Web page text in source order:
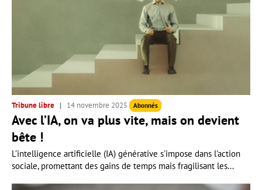
Tribune libre 14 novembre 2025 Abonnés
Avec l’IA, on va plus vite, mais on devient
bête !
L’intelligence artificielle (IA) générative s'impose dans l'action
sociale, promettant des gains de temps mais fragilisant les...